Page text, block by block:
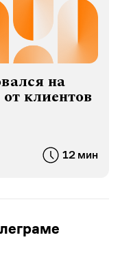
на
клиентов
12 мин